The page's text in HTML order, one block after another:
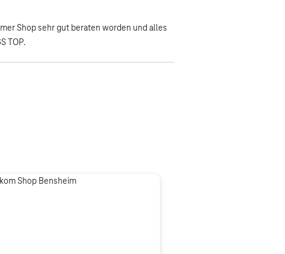
Shop sehr gut beraten worden und alles
TOP.